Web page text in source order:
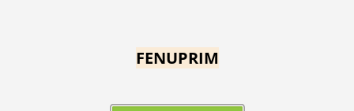
FENUPRIM